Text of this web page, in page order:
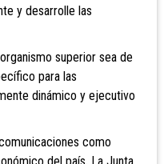
y desarrolle las
superior sea de
para las
dinámico y ejecutivo
como
del país, La Junta